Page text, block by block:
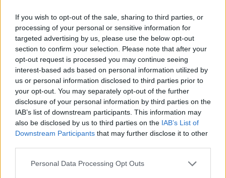
If you wish to opt-out of the sale, sharing to third parties, or
processing of your personal or sensitive information for
targeted advertising by us, please use the below opt-out
section to confirm your selection. Please note that after your
opt-out request is processed you may continue seeing
interest-based ads based on personal information utilized by
us or personal information disclosed to third parties prior to
your opt-out. You may separately opt-out of the further
disclosure of your personal information by third parties on the
IAB’s list of downstream participants. This information may
also be disclosed by us to third parties on the IAB’s List of
Downstream Participants that may further disclose it to other
Personal Data Processing Opt Outs
gezondheid is ernstig achteruit gegaan. Ik kreeg na
verloop van tijd steeds ernstigere maagklachten, ik
durfde uiteindelijk niet eens meer te eten omdat ik me
zo slecht voelde. Er waren ook problemen met mijn lever
zag de dokter in mijn bloed en daarbij was ik vaak moe
en[lees meer...]
geef mening 0 reacties
Ethinylestradiol / Levonorgestrel
(30/150ug)